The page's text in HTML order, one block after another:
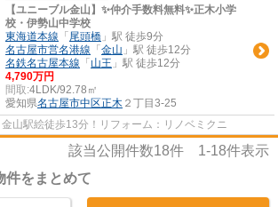
【ユニーブル金山】✨️仲介手数料無料✨️正木小学
校・伊勢山中学校
東海道本線 「 尾頭橋 」駅 徒歩9分
名古屋市営名港線 「 金山 」駅 徒歩12分
名鉄名古屋本線 「 山王 」駅 徒歩12分
4,790万円
間取:4LDK/92.78㎡
愛知県名古屋市中区正木 ２丁目3-25
山駅絵徒歩13分！リフォーム：リノベミクニ
該当公開件数18件 1-18件表示
件をまとめて